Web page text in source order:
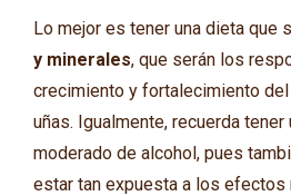
Lo mejor es tener una dieta que
y minerales, que serán los
crecimiento y fortalecimiento
uñas. Igualmente, recuerda tener
moderado de alcohol, pues
estar tan expuesta a los